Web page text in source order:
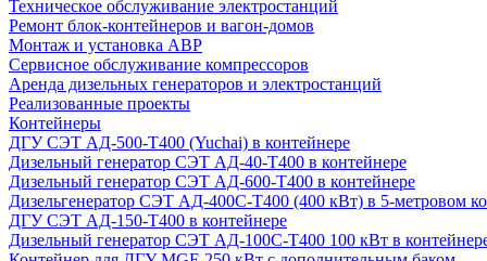
Техническое обслуживание электростанций
Ремонт блок-контейнеров и вагон-домов
Монтаж и установка АВР
Сервисное обслуживание компрессоров
Аренда дизельных генераторов и электростанций
Реализованные проекты
Контейнеры
ДГУ СЭТ АД-500-Т400 (Yuchai) в контейнере
Дизельный генератор СЭТ АД-40-Т400 в контейнере
Дизельный генератор СЭТ АД-600-Т400 в контейнере
Дизельгенератор СЭТ АД-400С-Т400 (400 кВт) в 5-метровом
ДГУ СЭТ АД-150-Т400 в контейнере
Дизельный генератор СЭТ АД-100С-Т400 100 кВт в